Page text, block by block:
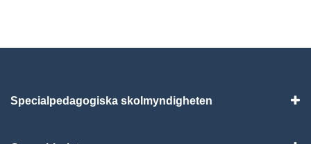
Specialpedagogiska skolmyndigheten